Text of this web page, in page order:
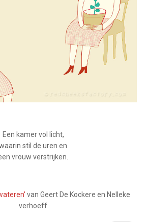
Een kamer vol licht,
stil de uren en
vrouw verstrijken.
' van Geert De Kockere en Nelleke
verhoeff